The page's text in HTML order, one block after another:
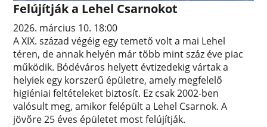
Felújítják a Lehel Csarnokot
2026. március 10. 18:00
A XIX. század végéig egy temető volt a mai Lehel
téren, de annak helyén már több mint száz éve piac
működik. Bódéváros helyett évtizedekig vártak a
helyiek egy korszerű épületre, amely megfelelő
higiéniai feltételeket biztosít. Ez csak 2002-ben
valósult meg, amikor felépült a Lehel Csarnok. A
jövőre 25 éves épületet most felújítják.